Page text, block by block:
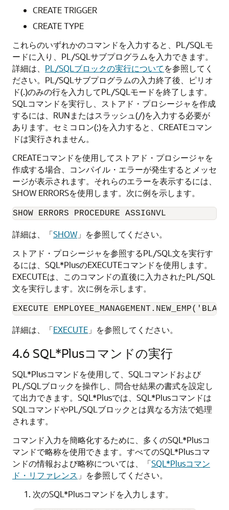
CREATE TRIGGER
CREATE TYPE
これらのいずれかのコマンドを入力すると、PL/SQLモ
ードに入り、PL/SQLサブプログラムを入力できます。
詳細は、 PL/SQLブロックの実行についてを参照してく
ださい。PL/SQLサブプログラムの入力終了後、ピリオ
ド(.)のみの行を入力してPL/SQLモードを終了します。
SQLコマンドを実行し、ストアド・プロシージャを作成
するには、RUNまたはスラッシュ(/)を入力する必要が
あります。セミコロン(;)を入力すると、CREATEコマン
ドは実行されません。
CREATEコマンドを使用してストアド・プロシージャを
作成する場合、コンパイル・エラーが発生するとメッセ
ージが表示されます。それらのエラーを表示するには、
SHOW ERRORSを使用します。次に例を示します。
SHOW ERRORS PROCEDURE ASSIGNVL
詳細は、「SHOW 」を参照してください。
ストアド・プロシージャを参照するPL/SQL文を実行す
るには、SQL*PlusのEXECUTEコマンドを使用します。
EXECUTEは、このコマンドの直後に入力されたPL/SQL
文を実行します。次に例を示します。
EXECUTE
詳細は、「EXECUTE 」を参照してください。
4.6 SQL*Plusコマンドの実行
SQL*Plusコマンドを使用して、SQLコマンドおよび
PL/SQLブロックを操作し、問合せ結果の書式を設定し
て出力できます。 SQL*Plusでは、SQL*Plusコマンドは
SQLコマンドやPL/SQLブロックとは異なる方法で処理
されます。
コマンド入力を簡略化するために、多くのSQL*Plusコ
マンドで略称を使用できます。すべてのSQL*Plusコマ
ンドの情報および略称については、「SQL*Plusコマン
ド・リファレンス 」を参照してください。
次のSQL*Plusコマンドを入力します。